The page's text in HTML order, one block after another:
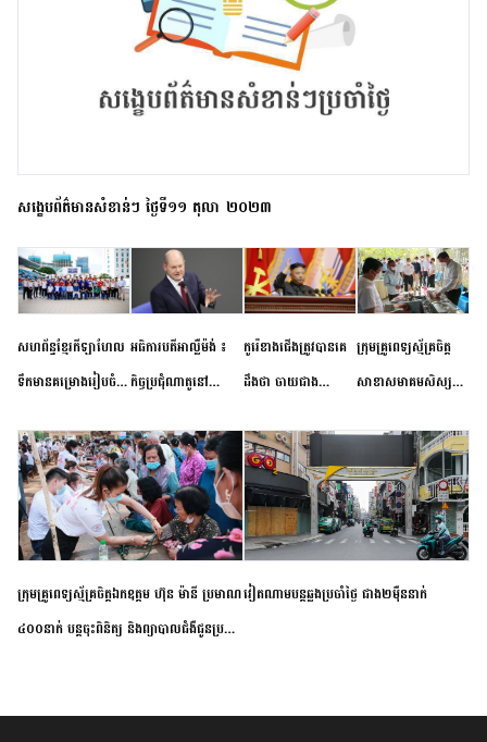
សង្ខេបព័ត៌មានសំខាន់ៗ ថ្ងៃទី១១ តុលា ២០២៣
សហព័ន្ធខ្មែរកីឡាហែល
ទឹកមានគម្រោងរៀបចំ
កម្រិតបឋម ដល់ឧត្តម
សិក្សានាពេលខាងមុខ
អធិការបតីអាល្លឺម៉ង់ ៖
កិច្ចប្រជុំណាតូនៅ
ខាងមុខនឹងបញ្ជូនសញ្ញា
នៃភាពស្អិតរមួត និង
ការប្តេជ្ញាចិត្ត
កូរ៉េខាងជើងត្រូវបានគេ
ដឹងថា ចាយជាង
អភិវឌ្ឍន៍នុយក្លេអ៊ែរ
ក្រុមគ្រូពេទ្យស្ម័គ្រចិត្ត
សាខាសមាគមសិស្ស
ខេត្តកំពង់ចាម ចុះពិនិត្យ
ពិគ្រោះជំងឺទូទៅ និងផ្តល់
ថ្នាំពេទ្យជូនប្រជាពលរដ្ឋ
រស់នៅសង្កាត់បឹងកុក
ក្រុមគ្រូពេទ្យស្ម័គ្រចិត្តឯកឧត្តម ហ៊ុន ម៉ានី ប្រមាណ
៤០០នាក់ បន្តចុះពិនិត្យ និងព្យាបាលជំងឺជូនប្រជា
វៀតណាម​បន្ត​ឆ្លង​ប្រចាំថ្ងៃ​ ​ជាង​២​ម៉ឺន​នាក់​